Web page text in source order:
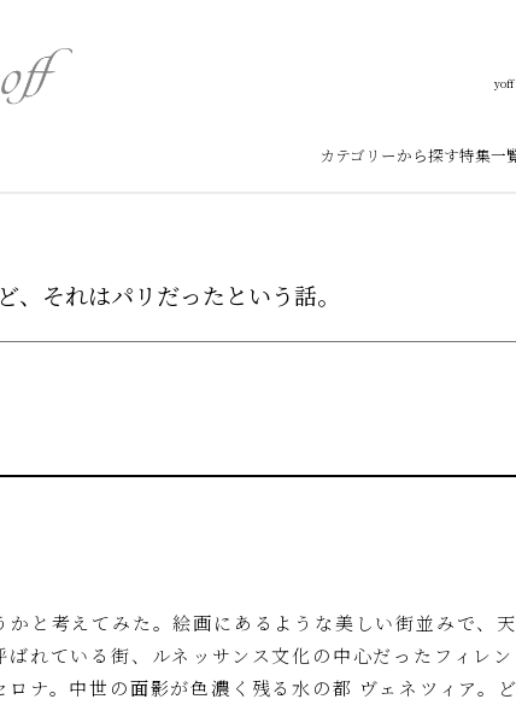
カテゴリーから探す
革新を追う
特集一
それはパリだったという話。
と考えてみた。絵画にあるような美しい街並みで、
れている街、ルネッサンス文化の中心だったフィレ
ナ。中世の面影が色濃く残る水の都 ヴェネツィア。